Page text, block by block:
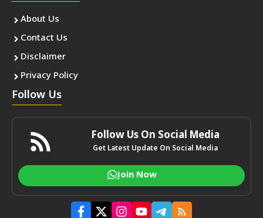
About Us
Contact Us
Disclaimer
Privacy Policy
Follow Us
Follow Us On Social Media
Get Latest Update On Social Media
Join Now